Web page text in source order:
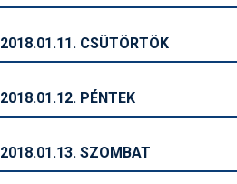
2018.01.11. CSÜTÖRTÖK
2018.01.12. PÉNTEK
2018.01.13. SZOMBAT